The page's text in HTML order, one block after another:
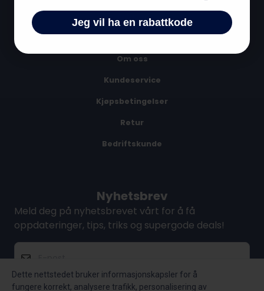
Personvern
Om oss
Kundeservice
Kjøpsbetingelser
Retur
Bedriftskunde
Nyhetsbrev
Meld deg på nyhetsbrevet vårt for å få
oppdateringer, tips, triks og supergode deals!
Dette nettstedet bruker informasjonskapsler for å
fungere korrekt, analysere trafikk, personalisering av
Jeg vil ha en rabattkode